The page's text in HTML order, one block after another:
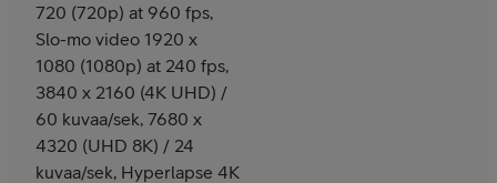
720 (720p) at 960 fps,
Slo-mo video 1920 x
1080 (1080p) at 240 fps,
3840 x 2160 (4K UHD) /
60 kuvaa/sek, 7680 x
4320 (UHD 8K) / 24
kuvaa/sek, Hyperlapse 4K